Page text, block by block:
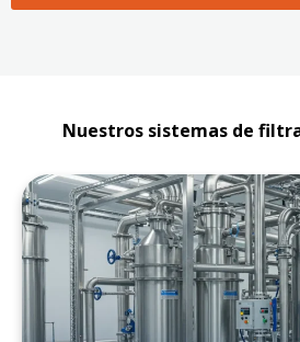
Nuestros sistemas de